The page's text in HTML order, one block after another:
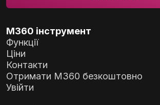
M360 інструмент
Функції
Ціни
Контакти
Отримати M360 безкоштовно
Увійти